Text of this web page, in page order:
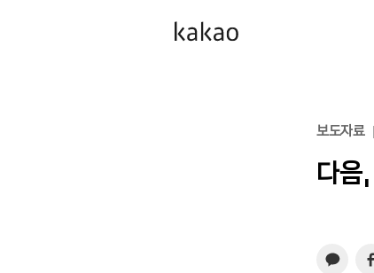
보도자료
다음